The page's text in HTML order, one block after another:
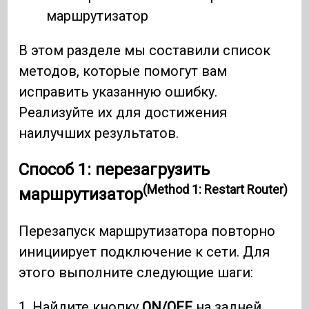
маршрутизатор
В этом разделе мы составили список
методов, которые помогут вам
исправить указанную ошибку.
Реализуйте их для достижения
наилучших результатов.
Способ 1: перезагрузить
маршрутизатор(Method 1: Restart Router)
Перезапуск маршрутизатора повторно
инициирует подключение к сети. Для
этого выполните следующие шаги: